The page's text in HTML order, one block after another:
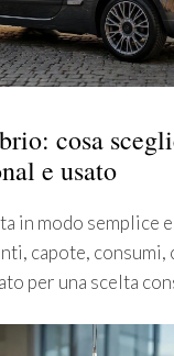
cosa
e usato
in modo semplice
capote, consumi,
per una scelta